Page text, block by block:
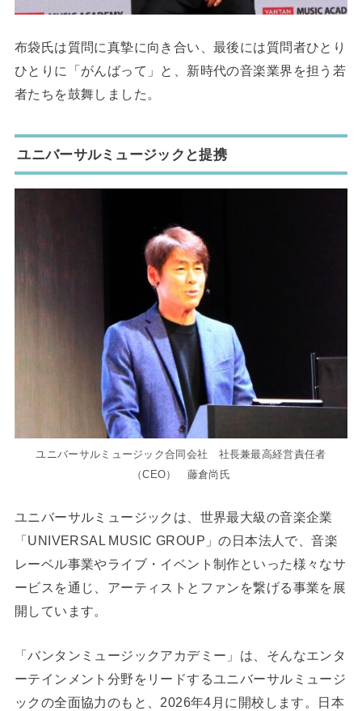
布袋氏は質問に真摯に向き合い、最後には質問者ひとり
ひとりに「がんばって」と、新時代の音楽業界を担う若
者たちを鼓舞しました。
ユニバーサルミュージックと提携
ユニバーサルミュージック合同会社 社長兼最高経営責任者
（CEO） 藤倉尚氏
ユニバーサルミュージックは、世界最大級の音楽企業
「UNIVERSAL MUSIC GROUP」の日本法人で、音楽
レーベル事業やライブ・イベント制作といった様々なサ
ービスを通じ、アーティストとファンを繋げる事業を展
開しています。
「バンタンミュージックアカデミー」は、そんなエンタ
ーテインメント分野をリードするユニバーサルミュージ
ックの全面協力のもと、2026年4月に開校します。日本